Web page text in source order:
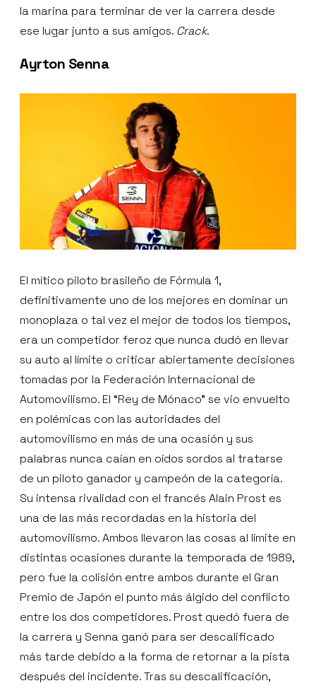
la marina para terminar de ver la carrera desde
ese lugar junto a sus amigos. Crack.
Ayrton Senna
El mítico piloto brasileño de Fórmula 1,
definitivamente uno de los mejores en dominar un
monoplaza o tal vez el mejor de todos los tiempos,
era un competidor feroz que nunca dudó en llevar
su auto al límite o criticar abiertamente decisiones
tomadas por la Federación Internacional de
Automovilismo. El “Rey de Mónaco” se vio envuelto
en polémicas con las autoridades del
automovilismo en más de una ocasión y sus
palabras nunca caían en oídos sordos al tratarse
de un piloto ganador y campeón de la categoría.
Su intensa rivalidad con el francés Alain Prost es
una de las más recordadas en la historia del
automovilismo. Ambos llevaron las cosas al límite en
distintas ocasiones durante la temporada de 1989,
pero fue la colisión entre ambos durante el Gran
Premio de Japón el punto más álgido del conflicto
entre los dos competidores. Prost quedó fuera de
la carrera y Senna ganó para ser descalificado
más tarde debido a la forma de retornar a la pista
después del incidente. Tras su descalificación,